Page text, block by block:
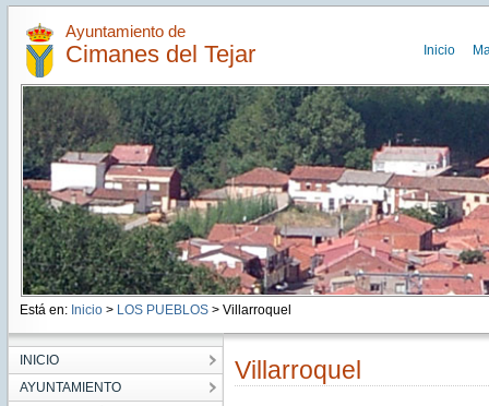
Ayuntamiento de
Cimanes del Tejar Inicio
Está en: Inicio > LOS PUEBLOS> Villarroquel
INICIO
AYUNTAMIENTO
Villarroquel